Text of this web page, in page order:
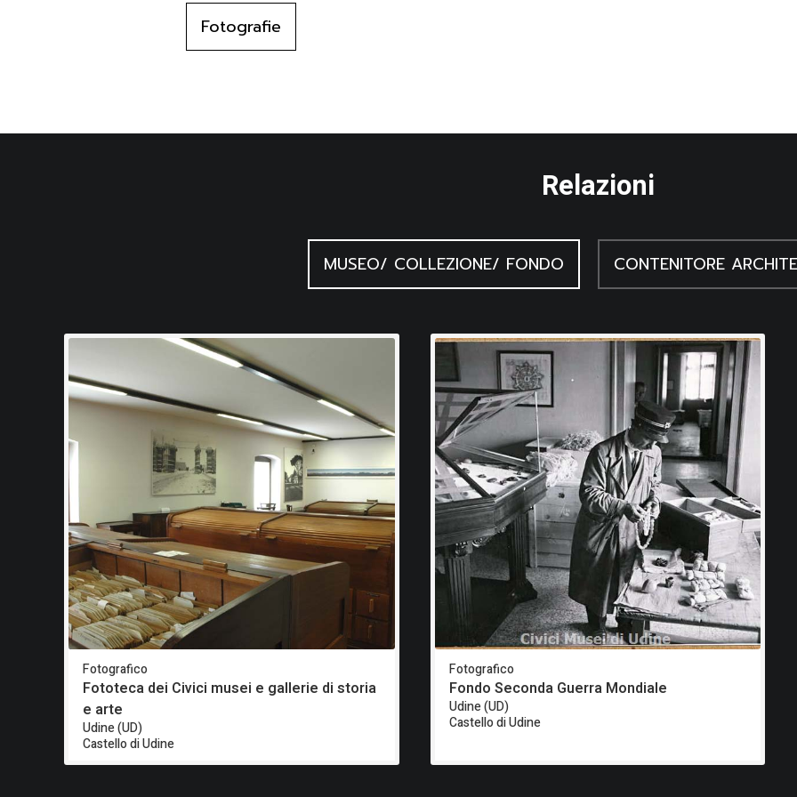
Fotografie
Relazioni
MUSEO/ COLLEZIONE/ FONDO CONTENITORE
Fotografico
Fototeca dei Civici musei e gallerie di storia
e arte
Udine (UD)
Castello di Udine
Fotografico
Fondo Seconda Guerra Mondiale
Udine (UD)
Castello di Udine